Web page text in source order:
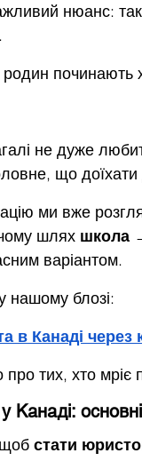
нюанс:
починають
не дуже
що
ми вже
шлях школа
варіантом.
нашому блозі:
в Канаді
тих, хто мріє
Канаді:
щоб стати